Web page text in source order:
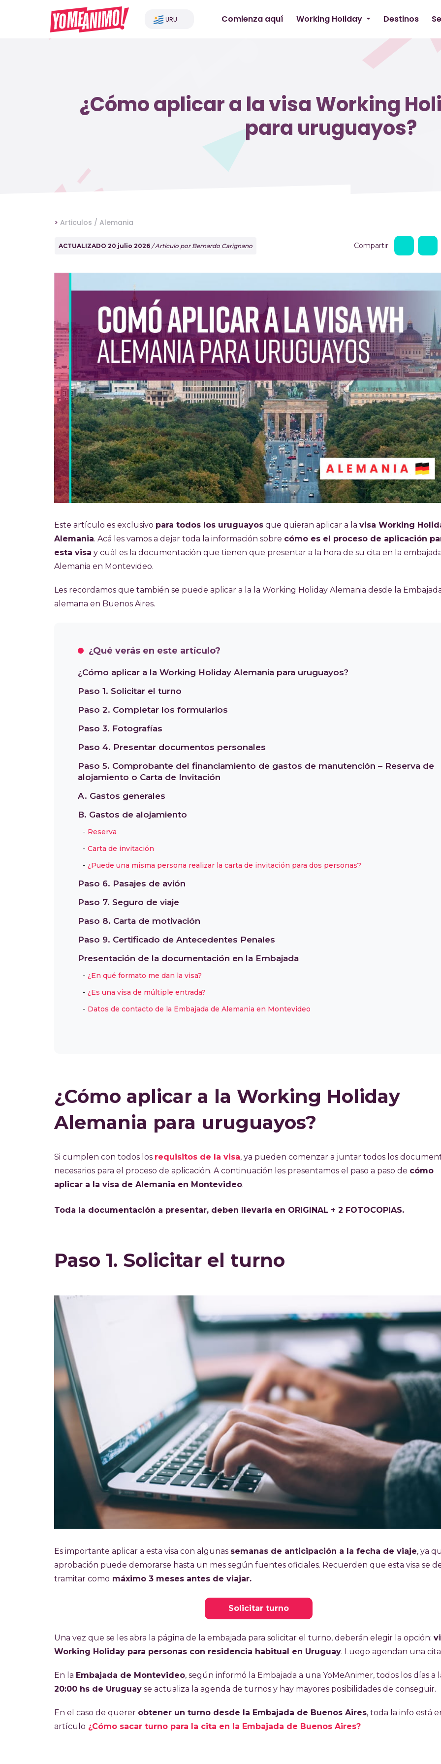
URU Comienza aquí Working Holiday Destinos
¿Cómo aplicar a la visa Working
para uruguayos?
> Articulos / Alemania
ACTUALIZADO 20 julio 2026 / Artículo por Bernardo Carignano Compartir
Este artículo es exclusivo para todos los uruguayos que quieran aplicar a la visa Working
Alemania. Acá les vamos a dejar toda la información sobre cómo es el proceso de aplicación
esta visa y cuál es la documentación que tienen que presentar a la hora de su cita en la
Alemania en Montevideo.
Les recordamos que también se puede aplicar a la la Working Holiday Alemania desde la
alemana en Buenos Aires.
¿Qué verás en este artículo?
¿Cómo aplicar a la Working Holiday Alemania para uruguayos?
Paso 1. Solicitar el turno
Paso 2. Completar los formularios
Paso 3. Fotografías
Paso 4. Presentar documentos personales
Paso 5. Comprobante del financiamiento de gastos de manutención – Reserva de
alojamiento o Carta de Invitación
A. Gastos generales
B. Gastos de alojamiento
Reserva
Carta de invitación
¿Puede una misma persona realizar la carta de invitación para dos personas?
Paso 6. Pasajes de avión
Paso 7. Seguro de viaje
Paso 8. Carta de motivación
Paso 9. Certificado de Antecedentes Penales
Presentación de la documentación en la Embajada
¿En qué formato me dan la visa?
¿Es una visa de múltiple entrada?
Datos de contacto de la Embajada de Alemania en Montevideo
¿Cómo aplicar a la Working Holiday
Alemania para uruguayos?
Si cumplen con todos los requisitos de la visa, ya pueden comenzar a juntar todos los
necesarios para el proceso de aplicación. A continuación les presentamos el paso a paso de cómo
aplicar a la visa de Alemania en Montevideo.
Toda la documentación a presentar, deben llevarla en ORIGINAL + 2 FOTOCOPIAS.
Paso 1. Solicitar el turno
Es importante aplicar a esta visa con algunas semanas de anticipación a la fecha de viaje, ya
aprobación puede demorarse hasta un mes según fuentes oficiales. Recuerden que esta visa se
tramitar como máximo 3 meses antes de viajar.
Solicitar turno
Una vez que se les abra la página de la embajada para solicitar el turno, deberán elegir la opción:
Working Holiday para personas con residencia habitual en Uruguay. Luego agendan una
En la Embajada de Montevideo, según informó la Embajada a una YoMeAnimer, todos los días a
20:00 hs de Uruguay se actualiza la agenda de turnos y hay mayores posibilidades de conseguir.
En el caso de querer obtener un turno desde la Embajada de Buenos Aires, toda la info está
artículo ¿Cómo sacar turno para la cita en la Embajada de Buenos Aires?